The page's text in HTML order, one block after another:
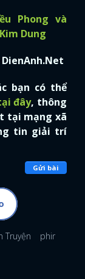
Phong và
Dung
bạn có thể
đây, thông
tại mạng xã
tin giải trí
Gửi bài
Truyện phim